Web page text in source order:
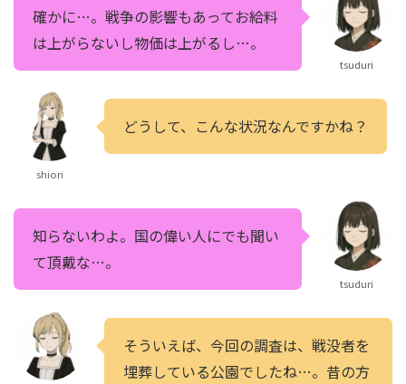
確かに…。戦争の影響もあってお給料
は上がらないし物価は上がるし…。
tsuduri
shiori
どうして、こんな状況なんですかね？
知らないわよ。国の偉い人にでも聞い
て頂戴な…。
tsuduri
そういえば、今回の調査は、戦没者を
埋葬している公園でしたね…。昔の方